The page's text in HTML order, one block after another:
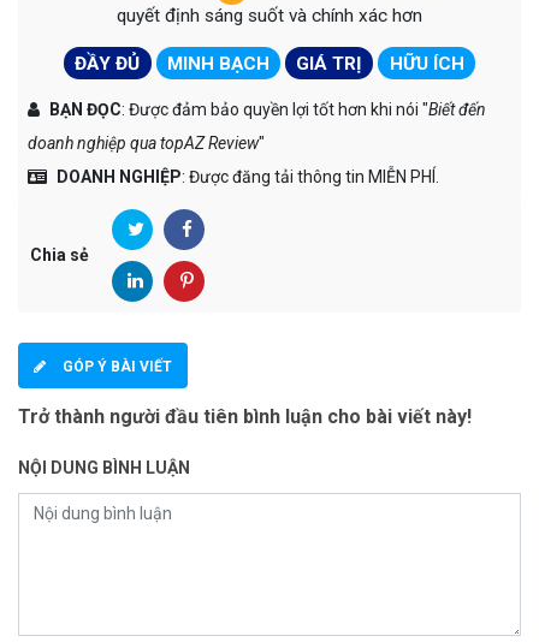
quyết định sáng suốt và chính xác hơn
ĐẦY ĐỦ MINH BẠCH GIÁ TRỊ HỮU ÍCH
BẠN ĐỌC: Được đảm bảo quyền lợi tốt hơn khi nói "Biết đến
doanh nghiệp qua topAZ Review"
DOANH NGHIỆP: Được đăng tải thông tin MIỄN PHÍ.
Chia sẻ
GÓP Ý BÀI VIẾT
Trở thành người đầu tiên bình luận cho bài viết này!
NỘI DUNG BÌNH LUẬN